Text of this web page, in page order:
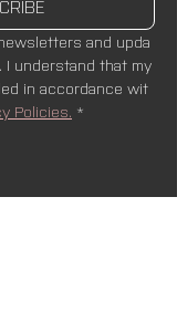
and upda
I understand that my
in accordance wit
Policies. *